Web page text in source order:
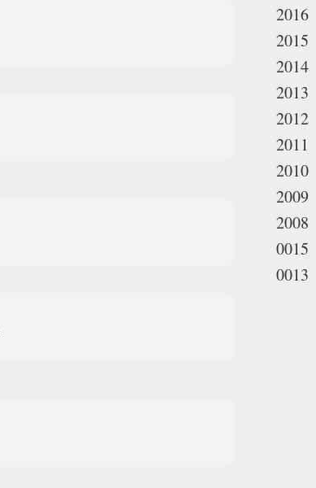
2016
2015
2014
2013
2012
2011
2010
2009
2008
0015
0013